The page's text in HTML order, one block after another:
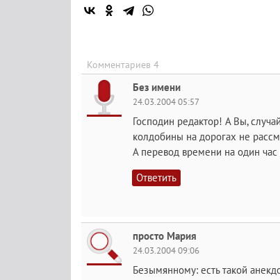
Комментариев 4
Без имени
24.03.2004 05:57
Господин редактор! А Вы,
колдобины на дорогах не
А перевод времени на один час
Ответить
просто Мария
24.03.2004 09:06
Безымянному: есть такой